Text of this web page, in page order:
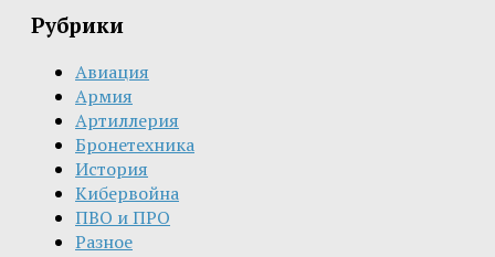
Рубрики
Авиация
Армия
Артиллерия
Бронетехника
История
Кибервойна
ПВО и ПРО
Разное